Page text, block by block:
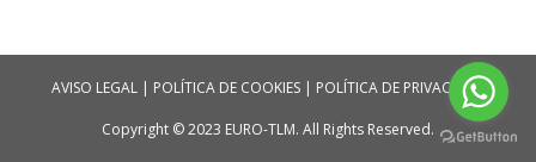
AVISO LEGAL| POLÍTICA DE COOKIES| POLÍTICA DE PRIVACIDAD
Copyright © 2023 EURO-TLM. All Rights Reserved.